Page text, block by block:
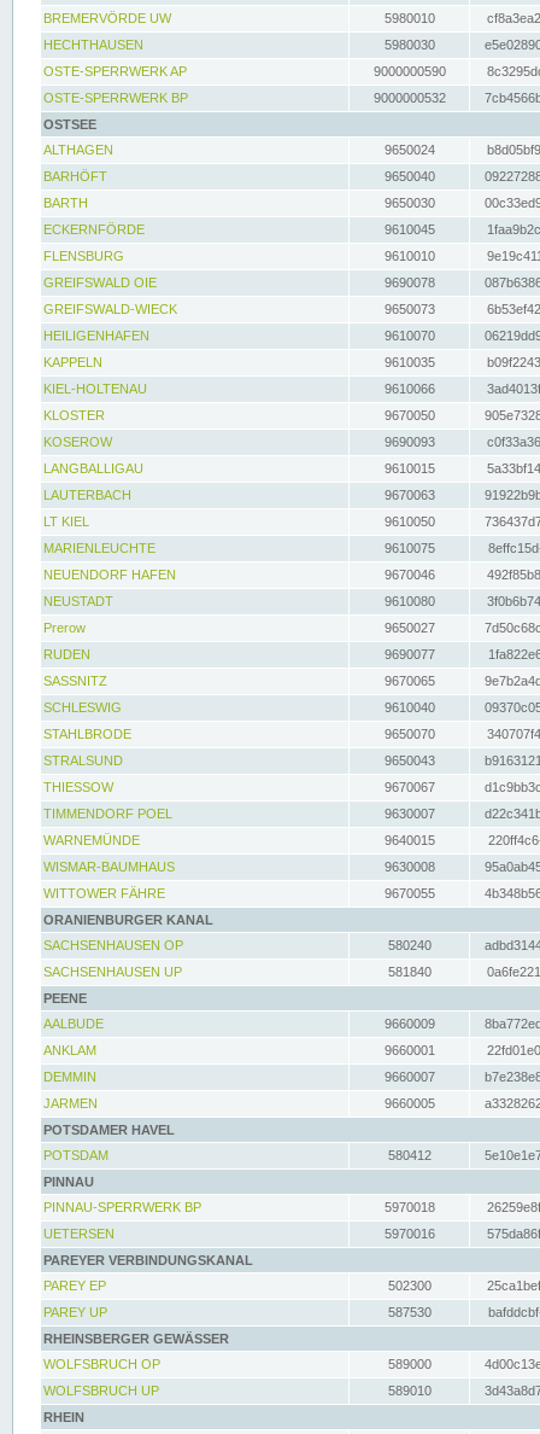
BREMERVÖRDE UW
5980010
HECHTHAUSEN
5980030
OSTE-SPERRWERK AP
9000000590
OSTE-SPERRWERK BP
9000000532
OSTSEE
ALTHAGEN
9650024
BARHÖFT
9650040
BARTH
9650030
ECKERNFÖRDE
9610045
FLENSBURG
9610010
GREIFSWALD OIE
9690078
GREIFSWALD-WIECK
9650073
HEILIGENHAFEN
9610070
KAPPELN
9610035
KIEL-HOLTENAU
9610066
KLOSTER
9670050
KOSEROW
9690093
LANGBALLIGAU
9610015
LAUTERBACH
9670063
LT KIEL
9610050
MARIENLEUCHTE
9610075
NEUENDORF HAFEN
9670046
NEUSTADT
9610080
Prerow
9650027
RUDEN
9690077
SASSNITZ
9670065
SCHLESWIG
9610040
STAHLBRODE
9650070
STRALSUND
9650043
THIESSOW
9670067
TIMMENDORF POEL
9630007
WARNEMÜNDE
9640015
WISMAR-BAUMHAUS
9630008
WITTOWER FÄHRE
9670055
ORANIENBURGER KANAL
SACHSENHAUSEN OP
580240
SACHSENHAUSEN UP
581840
PEENE
AALBUDE
9660009
ANKLAM
9660001
DEMMIN
9660007
JARMEN
9660005
POTSDAMER HAVEL
POTSDAM
580412
PINNAU
PINNAU-SPERRWERK BP
5970018
UETERSEN
5970016
PAREYER VERBINDUNGSKANAL
PAREY EP
502300
PAREY UP
587530
RHEINSBERGER GEWÄSSER
WOLFSBRUCH OP
589000
WOLFSBRUCH UP
589010
RHEIN